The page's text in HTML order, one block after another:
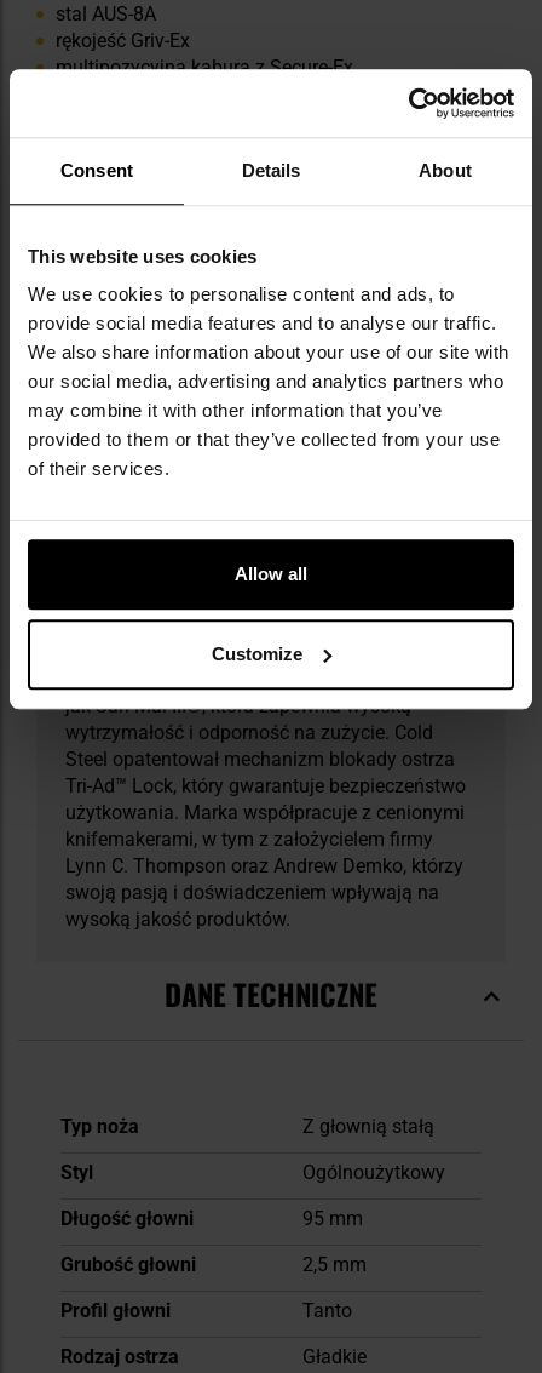
Consent Details About
This website uses cookies
We use cookies to personalise content and ads, to
provide social media features and to analyse our traffic.
We also share information about your use of our site with
our social media, advertising and analytics partners who
may combine it with other information that you’ve
provided to them or that they’ve collected from your use
of their services.
Allow all
Customize
stal AUS-8A
rękojeść Griv-Ex
multipozycyjna kabura z Secure-Ex
łańcuszek kulkowy do przenoszenia na szyi
Informacja o producencie i bezpieczeństwo
Militaria.pl jest oficjalnym dystrybutorem
marki Cold Steel.
noży, maczet i narzędzi taktycznych, założona
w 1980 roku w Irving, Kalifornia. Firma zyskała
popularność dzięki innowacyjnym
ostrza typu American Tanto, które doceniają
służby mundurowe i miłośnicy militariów.
jak San Mai III®, która zapewnia wysoką
wytrzymałość i odporność na zużycie. Cold
Steel opatentował mechanizm blokady ostrza
Tri-Ad™ Lock, który gwarantuje bezpieczeństwo
użytkowania. Marka współpracuje z cenionymi
knifemakerami, w tym z założycielem firmy
Lynn C. Thompson oraz Andrew Demko, którzy
swoją pasją i doświadczeniem wpływają na
wysoką jakość produktów.
DANE TECHNICZNE
Więcej
Typ noża
Z głownią stałą
Styl
Ogólnoużytkowy
Długość głowni
95 mm
Grubość głowni
2,5 mm
Profil głowni
Tanto
Rodzaj ostrza
Gładkie